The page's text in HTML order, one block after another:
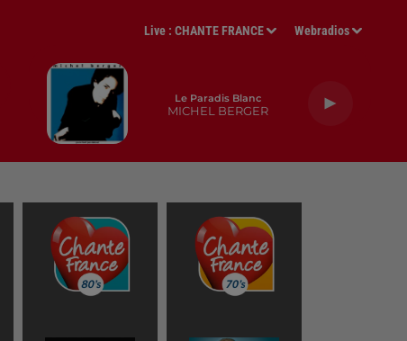
Live :CHANTE FRANCE Webradios
Le Paradis Blanc
MICHEL BERGER